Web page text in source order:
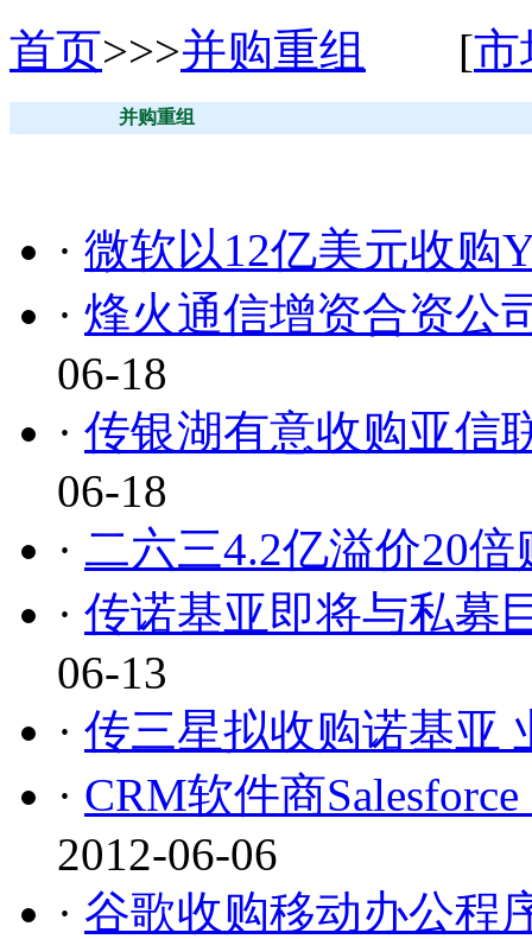
首页>>>并购重组 [市
并购重组
· 微软以12亿美元收购
· 烽火通信增资合资公
06-18
· 传银湖有意收购亚信
06-18
· 二六三4.2亿溢价20
· 传诺基亚即将与私募
06-13
· 传三星拟收购诺基亚
· CRM软件商
2012-06-06
· 谷歌收购移动办公程